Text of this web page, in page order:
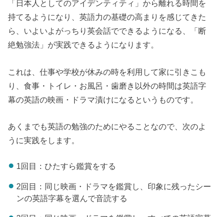
「日本人としてのアイデンティティ」から離れる時間を
持てるようになり、英語力の基礎の高まりを感じてきた
ら、いよいよがっちり英会話でできるようになる、「断
絶勉強法」が実践できるようになります。
これは、仕事や学校が休みの時を利用して家に引きこも
り、食事・トイレ・お風呂・歯磨き以外の時間は英語字
幕の英語の映画・ドラマ漬けになるというものです。
あくまでも英語の勉強のためにやることなので、次のよ
うに実践をします。
1回目：ひたすら鑑賞をする
2回目：同じ映画・ドラマを鑑賞し、印象に残ったシー
ンの英語字幕を選んで音読する